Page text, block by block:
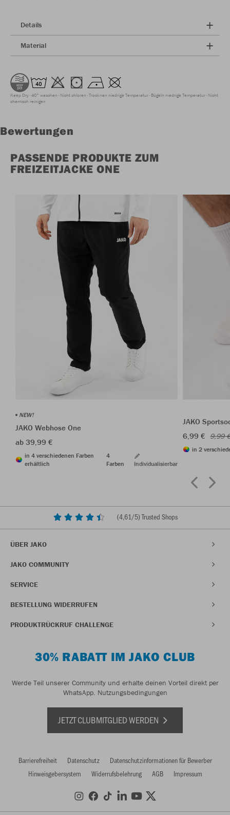
Details
Material
Keep Dry 40° waschen Nicht chloren Trocknen niedrige Temperatur Bügeln niedrige Temperatur Nicht
chemisch reinigen
Bewertungen
PASSENDE PRODUKTE ZUM
FREIZEITJACKE ONE
NEW!
JAKO Webhose One
ab 39,99 €
in 4 verschiedenen Farben
erhältlich
4
Farben
Individualisierbar
JAKO
6,99 € 9,99
in 2
(4,61/5) Trusted Shops
ÜBER JAKO
JAKO COMMUNITY
SERVICE
BESTELLUNG WIDERRUFEN
PRODUKTRÜCKRUF CHALLENGE
30% RABATT IM JAKO CLUB
Werde Teil unserer Community und erhalte deinen Vorteil direkt per
WhatsApp. Nutzungsbedingungen
JETZT CLUBMITGLIED WERDEN
Barrierefreiheit Datenschutz
Datenschutzinformationen für Bewerber
Hinweisgebersystem
Widerrufsbelehrung AGB Impressum